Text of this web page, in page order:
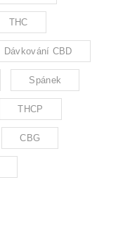
THC
Dávkování CBD
Spánek
THCP
CBG